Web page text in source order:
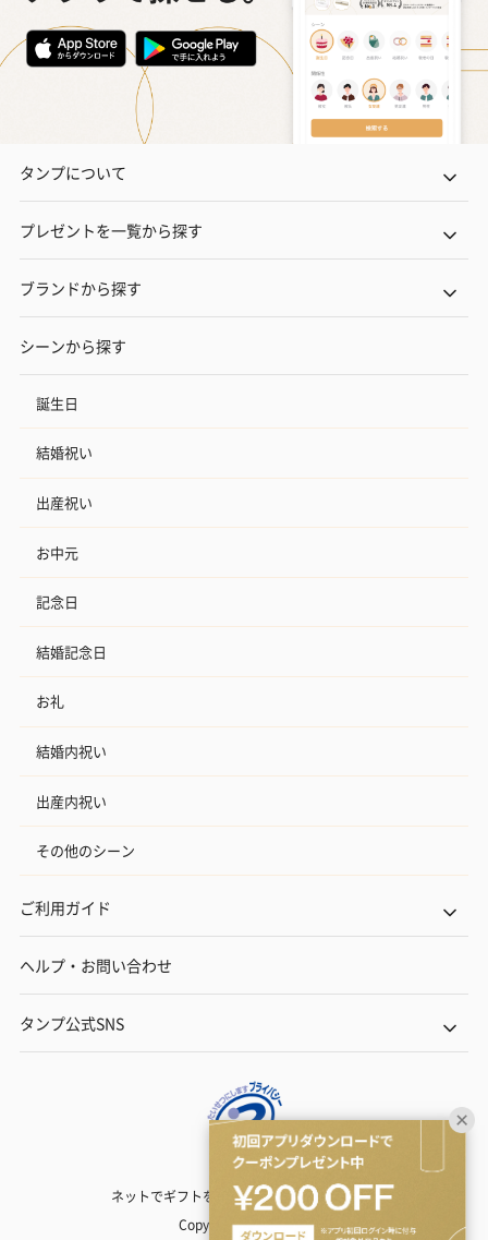
タンプについて
プレゼントを一覧から探す
ブランドから探す
シーンから探す
誕生日
結婚祝い
出産祝い
お中元
記念日
結婚記念日
お礼
結婚内祝い
出産内祝い
その他のシーン
ご利用ガイド
ヘルプ・お問い合わせ
タンプ公式SNS
ネットでギフトを贈るなら | TANP（タンプ）
Copyright© TANP Inc.